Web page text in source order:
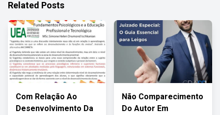
Related Posts
Com Relação Ao
Desenvolvimento Da
Não Comparecimento
Do Autor Em